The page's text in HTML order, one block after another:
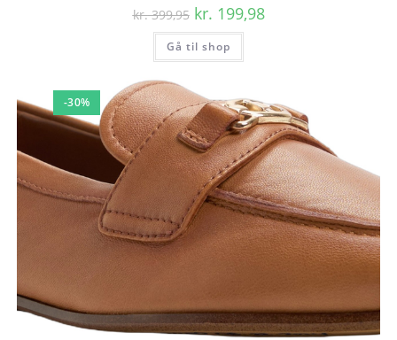
kr.399,95 Den
oprindelige
pris
var:
kr. 399,95.
kr. 199,98Den
aktuelle
Gå til shop
-30%